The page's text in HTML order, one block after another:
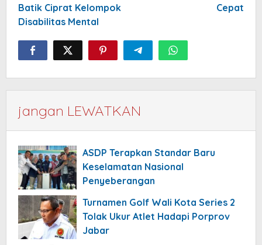
Batik Ciprat Kelompok
Disabilitas Mental
Cepat
jangan LEWATKAN
ASDP Terapkan Standar Baru
Keselamatan Nasional
Penyeberangan
Turnamen Golf Wali Kota Series 2
Tolak Ukur Atlet Hadapi Porprov
Jabar